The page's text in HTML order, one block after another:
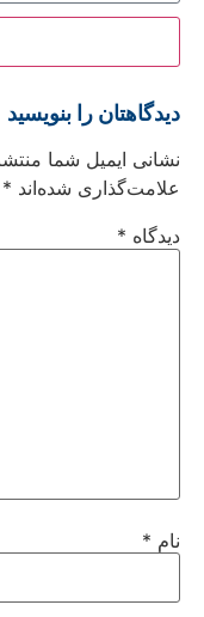
دیدگاهتان را بنویسید
نشانی ایمیل شما
علامت‌گذاری شده‌اند *
دیدگاه *
نام *